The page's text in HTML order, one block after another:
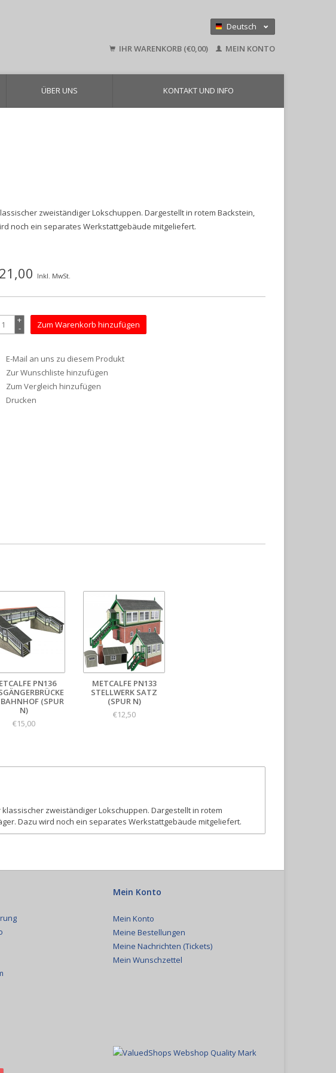
Deutsch
English
IHR WARENKORB (€0,00) MEIN KONTO
ÜBER UNS KONTAKT UND INFO
zweiständiger Lokschuppen. Dargestellt in rotem Backstein,
noch ein separates Werkstattgebäude mitgeliefert.
Inkl. MwSt.
+
- Zum Warenkorb hinzufügen
E-Mail an uns zu diesem Produkt
Zur Wunschliste hinzufügen
Zum Vergleich hinzufügen
Drucken
PN136
F
(SPUR N
)
€15,00
METCALFE PN133
STELLWERK SATZ
(SPUR N)
€12,50
zweiständiger Lokschuppen. Dargestellt in rotem
Dazu wird noch ein separates Werkstattgebäude mitgeliefert.
Mein Konto
Mein Konto
Meine Bestellungen
Meine Nachrichten (Tickets)
Mein Wunschzettel